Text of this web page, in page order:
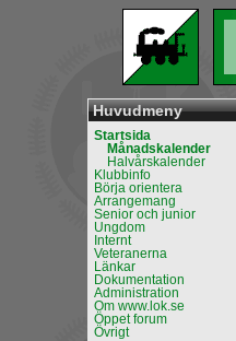
Huvudmeny
Startsida
Månadskalender
Halvårskalender
Klubbinfo
Börja orientera
Arrangemang
Senior och junior
Ungdom
Internt
Veteranerna
Länkar
Dokumentation
Administration
Om www.lok.se
Öppet forum
Övrigt